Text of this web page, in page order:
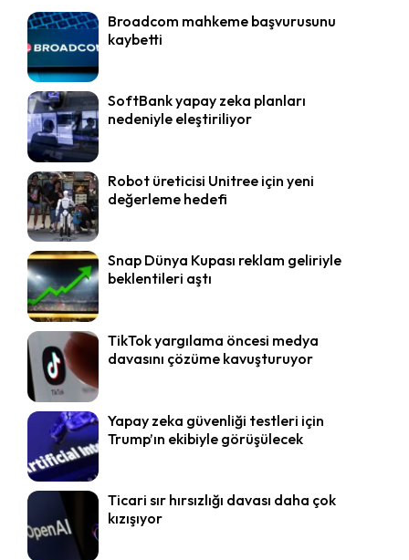
Broadcom mahkeme başvurusunu
kaybetti
SoftBank yapay zeka planları
nedeniyle eleştiriliyor
Robot üreticisi Unitree için yeni
değerleme hedefi
Snap Dünya Kupası reklam geliriyle
beklentileri aştı
TikTok yargılama öncesi medya
davasını çözüme kavuşturuyor
Yapay zeka güvenliği testleri için
Trump’ın ekibiyle görüşülecek
Ticari sır hırsızlığı davası daha çok
kızışıyor